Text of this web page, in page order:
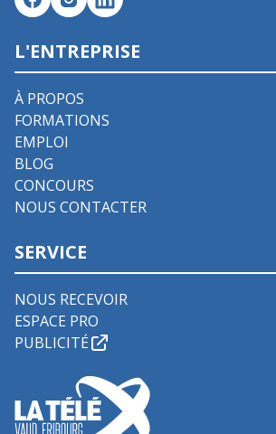
L'ENTREPRISE
À PROPOS
FORMATIONS
EMPLOI
BLOG
CONCOURS
NOUS CONTACTER
SERVICE
NOUS RECEVOIR
ESPACE PRO
PUBLICITÉ